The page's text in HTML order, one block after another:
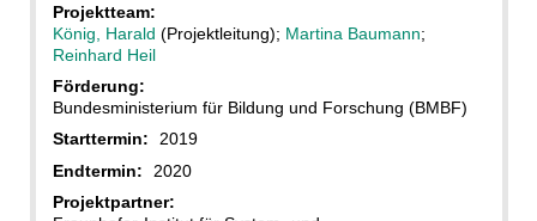
Projektteam:
König, Harald (Projektleitung); Martina Baumann;
Reinhard Heil
Förderung:
Bundesministerium für Bildung und Forschung (BMBF)
Starttermin:
2019
Endtermin:
2020
Projektpartner: